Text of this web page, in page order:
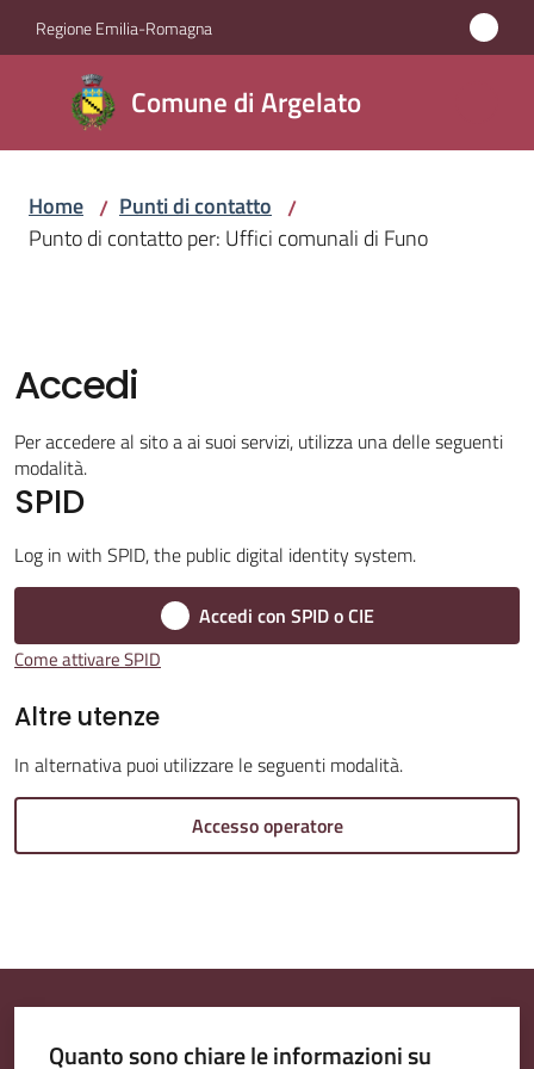
Vai al contenuto
Vai alla navigazione
Vai al footer
Regione Emilia-Romagna
Comune di Argelato
Comune
di
Argelato
Servizi
Vivere
Argelato
Amministrazione
Tutti
Home / Punti di contatto /
Punto di contatto per: Uffici comunali di Funo
Accedi
Per accedere al sito a ai suoi servizi, utilizza una delle seguenti
modalità.
SPID
Log in with SPID, the public digital identity system.
Accedi con SPID o CIE
Come attivare SPID
Altre utenze
In alternativa puoi utilizzare le seguenti modalità.
Accesso operatore
Quanto sono chiare le informazioni su